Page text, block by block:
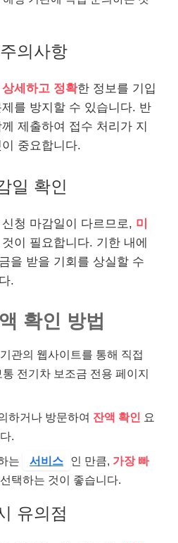
의사항
상세하고 정확한 정보를 기입
를 방지할 수 있습니다. 반
제출하여 접수 처리가 지
중요합니다.
일 확인
청 마감일이 다르므로, 미
이 필요합니다. 기한 내에
을 받을 기회를 상실할 수
.
확인 방법
관의 웹사이트를 통해 직접
전기차 보조금 전용 페이지
하거나 방문하여 잔액 확인 요
.
는
서비스 인 만큼, 가장 빠
택하는 것이 좋습니다.
유의점